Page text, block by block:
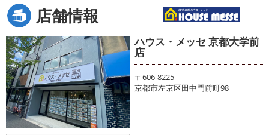
店舗情報
ハウス・メッセ 京都大学前
店
〒606-8225
京都市左京区田中門前町98